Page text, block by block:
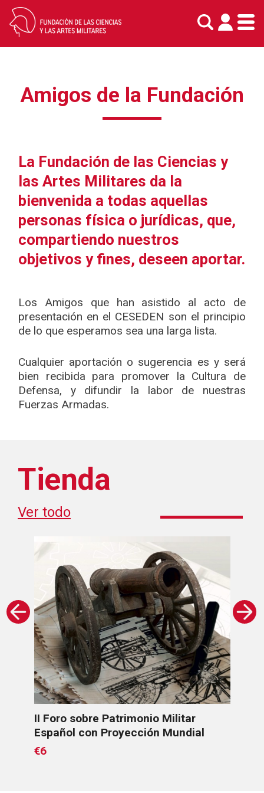
contentAmigos de la Fundación
La Fundación de las Ciencias y
las Artes Militares da la
bienvenida a todas aquellas
personas física o jurídicas, que,
compartiendo nuestros
objetivos y fines, deseen aportar.
Los Amigos que han asistido al acto de
presentación en el CESEDEN son el principio
de lo que esperamos sea una larga lista.
Cualquier aportación o sugerencia es y será
bien recibida para promover la Cultura de
Defensa, y difundir la labor de nuestras
Fuerzas Armadas.
Tienda
Ver todo
II Foro sobre Patrimonio Militar
Español con Proyección Mundial
€6